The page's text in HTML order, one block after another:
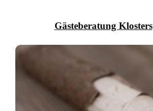
Gästeberatung Klosters